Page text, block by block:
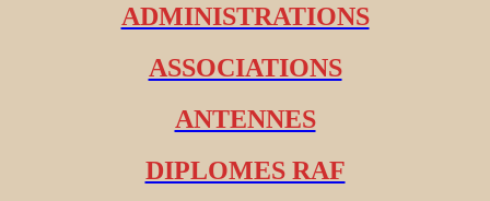
ADMINISTRATIONS
ASSOCIATIONS
ANTENNES
DIPLOMES RAF